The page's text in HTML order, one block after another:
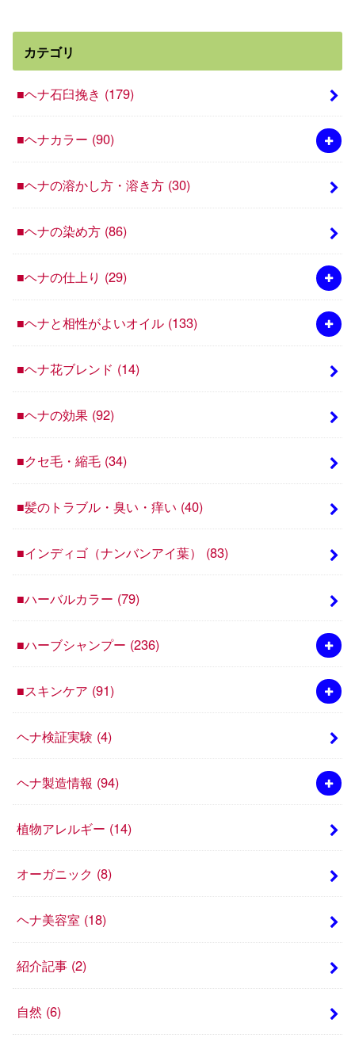
カテゴリ
■ヘナ石臼挽き (179)
■ヘナカラー (90)
■ヘナの溶かし方・溶き方 (30)
■ヘナの染め方 (86)
■ヘナの仕上り (29)
■ヘナと相性がよいオイル (133)
■ヘナ花ブレンド (14)
■ヘナの効果 (92)
■クセ毛・縮毛 (34)
■髪のトラブル・臭い・痒い (40)
■インディゴ（ナンバンアイ葉） (83)
■ハーバルカラー (79)
■ハーブシャンプー (236)
■スキンケア (91)
ヘナ検証実験 (4)
ヘナ製造情報 (94)
植物アレルギー (14)
オーガニック (8)
ヘナ美容室 (18)
紹介記事 (2)
自然 (6)